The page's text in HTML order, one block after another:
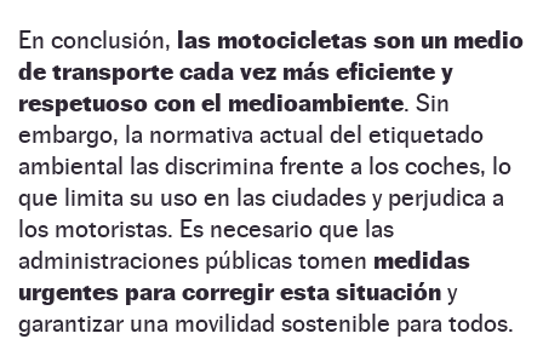
En conclusión, las motocicletas son un medio
de transporte cada vez más eficiente y
respetuoso con el medioambiente. Sin
embargo, la normativa actual del etiquetado
ambiental las discrimina frente a los coches, lo
que limita su uso en las ciudades y perjudica a
los motoristas. Es necesario que las
administraciones públicas tomen medidas
urgentes para corregir esta situación y
garantizar una movilidad sostenible para todos.